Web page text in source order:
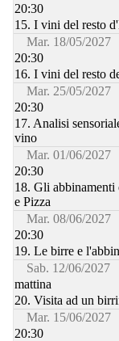
20:30
15. I vini del resto
Mar. 18/05/2027
20:30
16. I vini del resto
Mar. 25/05/2027
20:30
17. Analisi
vino
Mar. 01/06/2027
20:30
18. Gli abbinamenti
e Pizza
Mar. 08/06/2027
20:30
19. Le birre e
Sab. 12/06/2027
mattina
20. Visita ad un
Mar. 15/06/2027
20:30